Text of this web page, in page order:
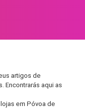
artigos de
Encontrarás aqui as
em Póvoa de